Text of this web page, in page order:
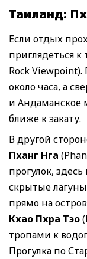
Таиланд:
Если отдых
приглядеться
Rock
около часа, а
и Андаманское
ближе к закату.
В другой
Пханг Нга
прогулок,
скрытые
прямо на
Кхао Пхра Тэо
тропами к
Прогулка по